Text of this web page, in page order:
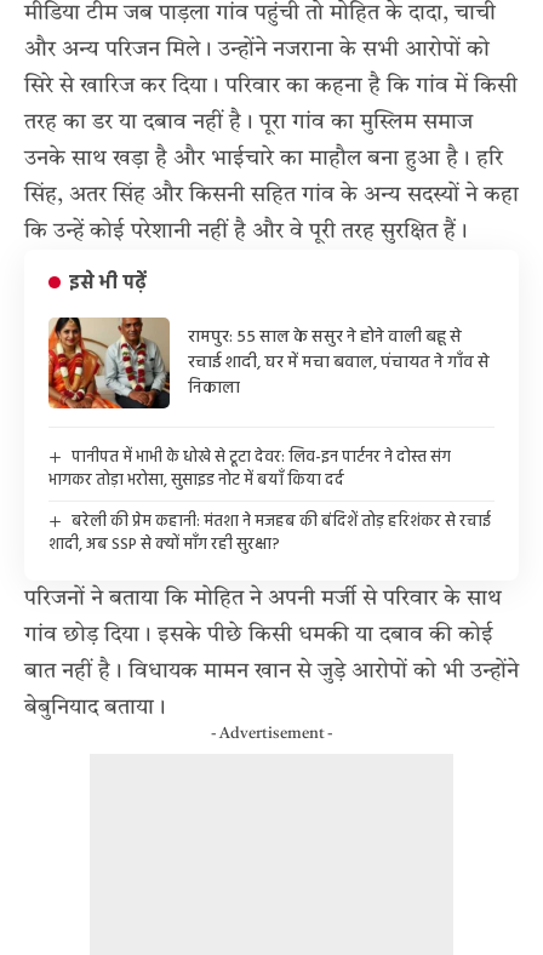
मीडिया टीम जब पाड़ला गांव पहुंची तो मोहित के दादा, चाची
और अन्य परिजन मिले। उन्होंने नजराना के सभी आरोपों को
सिरे से खारिज कर दिया। परिवार का कहना है कि गांव में किसी
तरह का डर या दबाव नहीं है। पूरा गांव का मुस्लिम समाज
उनके साथ खड़ा है और भाईचारे का माहौल बना हुआ है। हरि
सिंह, अतर सिंह और किसनी सहित गांव के अन्य सदस्यों ने कहा
कि उन्हें कोई परेशानी नहीं है और वे पूरी तरह सुरक्षित हैं।
इसे भी पढ़ें
रामपुर: 55 साल के ससुर ने होने वाली बहू से
रचाई शादी, घर में मचा बवाल, पंचायत ने गाँव से
निकाला
पानीपत में भाभी के धोखे से टूटा देवर: लिव-इन पार्टनर ने दोस्त संग
भागकर तोड़ा भरोसा, सुसाइड नोट में बयाँ किया दर्द
बरेली की प्रेम कहानी: मंतशा ने मजहब की बंदिशें तोड़ हरिशंकर से रचाई
शादी, अब SSP से क्यों माँग रही सुरक्षा?
परिजनों ने बताया कि मोहित ने अपनी मर्जी से परिवार के साथ
गांव छोड़ दिया। इसके पीछे किसी धमकी या दबाव की कोई
बात नहीं है। विधायक मामन खान से जुड़े आरोपों को भी उन्होंने
बेबुनियाद बताया।
- Advertisement -